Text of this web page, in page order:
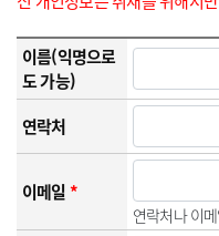
이름(익명으로
도 가능)
연락처
이메일*
연락처나 이